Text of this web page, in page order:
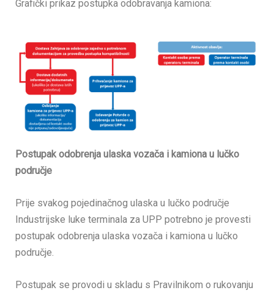
Grafički prikaz postupka odobravanja kamiona:
Postupak odobrenja ulaska vozača i kamiona u lučko
područje
Prije svakog pojedinačnog ulaska u lučko područje
Industrijske luke terminala za UPP potrebno je provesti
postupak odobrenja ulaska vozača i kamiona u lučko
područje.
Postupak se provodi u skladu s Pravilnikom o rukovanju